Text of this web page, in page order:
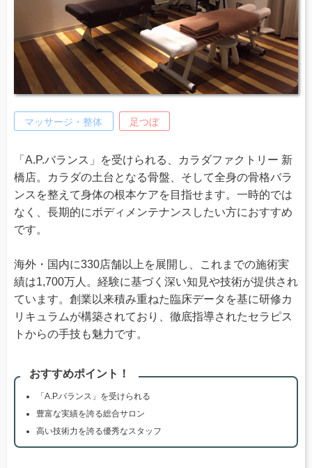
マッサージ・整体 足つぼ
「A.P.バランス」を受けられる、カラダファクトリー 新
橋店。カラダの土台となる骨盤、そして全身の骨格バラ
ンスを整えて身体の根本ケアを目指せます。一時的では
なく、長期的にボディメンテナンスしたい方におすすめ
です。
海外・国内に330店舗以上を展開し、これまでの施術実
績は1,700万人。経験に基づく深い知見や技術が提供され
ています。創業以来積み重ねた臨床データを基に研修カ
リキュラムが構築されており、徹底指導されたセラピス
トからの手技も魅力です。
おすすめポイント！
「A.P.バランス」を受けられる
豊富な実績を誇る総合サロン
高い技術力を誇る優秀なスタッフ